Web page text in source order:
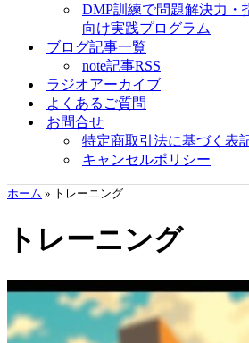
DMP訓練で問題解決力・
向け実践プログラム
ブログ記事一覧
note記事RSS
ラジオアーカイブ
よくあるご質問
お問合せ
特定商取引法に基づく表
キャンセルポリシー
ホーム » トレーニング
トレーニング